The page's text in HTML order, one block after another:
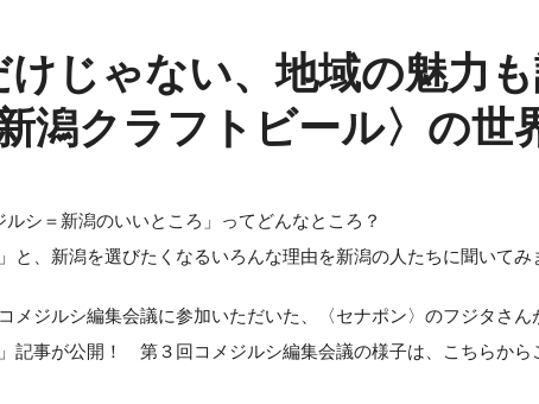
けじゃない、地域の魅力
新潟クラフトビール〉の世
ルシ＝新潟のいいところ」ってどんなところ？
と、新潟を選びたくなるいろんな理由を新潟の人たちに聞いてみ
メジルシ編集会議に参加いただいた、〈セナポン〉のフジタさん
記事が公開！ 第３回コメジルシ編集会議の様子は、こちらから